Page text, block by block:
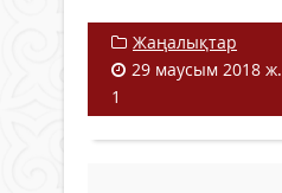
Жаңалықтар
29 маусым 2018 ж.
1